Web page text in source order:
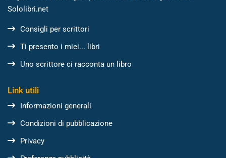
Sololibri.net
Consigli per scrittori
Ti presento i miei... libri
Uno scrittore ci racconta un libro
Link utili
Informazioni generali
Condizioni di pubblicazione
Privacy